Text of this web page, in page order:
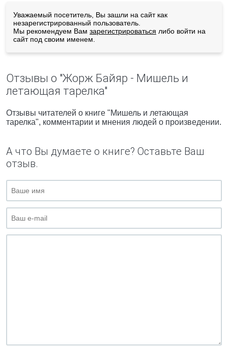
Уважаемый посетитель, Вы зашли на сайт как
незарегистрированный пользователь.
Мы рекомендуем Вам зарегистрироваться либо войти на
сайт под своим именем.
Отзывы о "Жорж Байяр - Мишель и
летающая тарелка"
Отзывы читателей о книге "Мишель и летающая
тарелка", комментарии и мнения людей о произведении.
А что Вы думаете о книге? Оставьте Ваш
отзыв.